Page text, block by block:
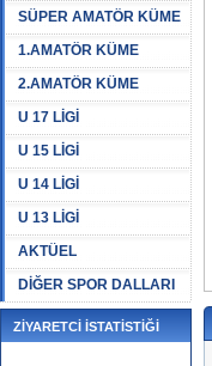
SÜPER AMATÖR KÜME
1.AMATÖR KÜME
2.AMATÖR KÜME
U 17 LİGİ
U 15 LİGİ
U 14 LİGİ
U 13 LİGİ
AKTÜEL
DİĞER SPOR DALLARI
ZİYARETCİ İSTATİSTİĞİ